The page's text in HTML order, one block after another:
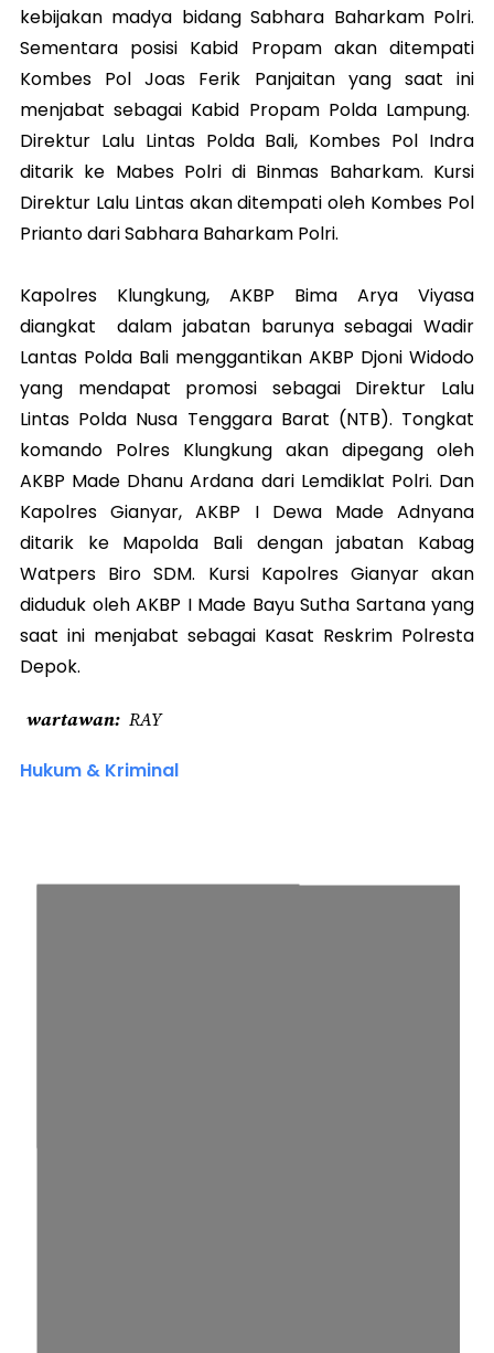
kebijakan madya bidang Sabhara Baharkam Polri.
Sementara posisi Kabid Propam akan ditempati
Kombes Pol Joas Ferik Panjaitan yang saat ini
menjabat sebagai Kabid Propam Polda Lampung.
Direktur Lalu Lintas Polda Bali, Kombes Pol Indra
ditarik ke Mabes Polri di Binmas Baharkam. Kursi
Direktur Lalu Lintas akan ditempati oleh Kombes Pol
Prianto dari Sabhara Baharkam Polri.
Kapolres Klungkung, AKBP Bima Arya Viyasa
diangkat dalam jabatan barunya sebagai Wadir
Lantas Polda Bali menggantikan AKBP Djoni Widodo
yang mendapat promosi sebagai Direktur Lalu
Lintas Polda Nusa Tenggara Barat (NTB). Tongkat
komando Polres Klungkung akan dipegang oleh
AKBP Made Dhanu Ardana dari Lemdiklat Polri. Dan
Kapolres Gianyar, AKBP I Dewa Made Adnyana
ditarik ke Mapolda Bali dengan jabatan Kabag
Watpers Biro SDM. Kursi Kapolres Gianyar akan
diduduk oleh AKBP I Made Bayu Sutha Sartana yang
saat ini menjabat sebagai Kasat Reskrim Polresta
Depok.
wartawan RAY
Hukum & Kriminal